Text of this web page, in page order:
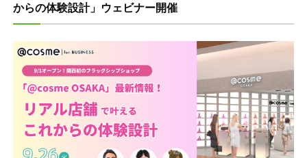
からの体験設計」ウェビナー開催